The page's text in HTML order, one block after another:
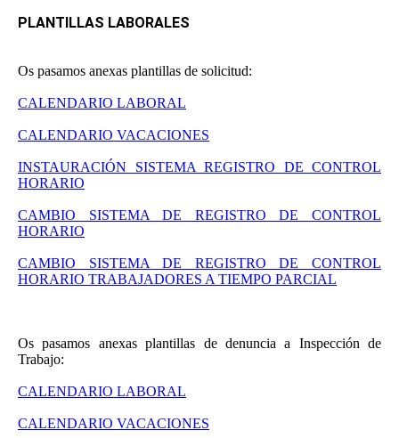
PLANTILLAS LABORALES
Os pasamos anexas plantillas de solicitud:
CALENDARIO LABORAL
CALENDARIO VACACIONES
INSTAURACIÓN SISTEMA REGISTRO DE CONTROL
HORARIO
CAMBIO SISTEMA DE REGISTRO DE CONTROL
HORARIO
CAMBIO SISTEMA DE REGISTRO DE CONTROL
HORARIO TRABAJADORES A TIEMPO PARCIAL
Os pasamos anexas plantillas de denuncia a Inspección de
Trabajo:
CALENDARIO LABORAL
CALENDARIO VACACIONES